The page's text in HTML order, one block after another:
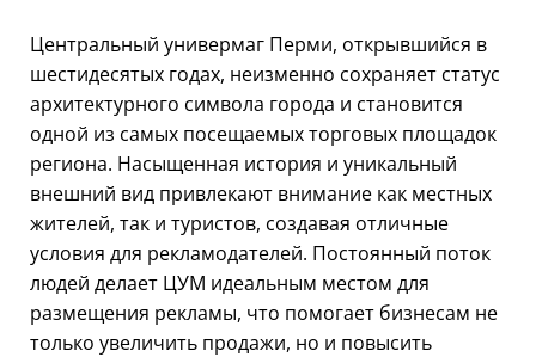
Центральный универмаг Перми, открывшийся в
шестидесятых годах, неизменно сохраняет статус
архитектурного символа города и становится
одной из самых посещаемых торговых площадок
региона. Насыщенная история и уникальный
внешний вид привлекают внимание как местных
жителей, так и туристов, создавая отличные
условия для рекламодателей. Постоянный поток
людей делает ЦУМ идеальным местом для
размещения рекламы, что помогает бизнесам не
только увеличить продажи, но и повысить